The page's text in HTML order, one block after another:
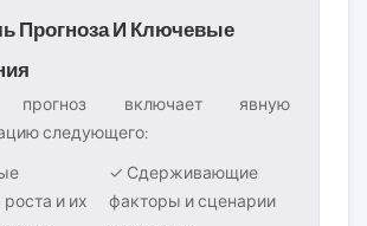
Прогноза И Ключевые
прогноз включает явную
следующего:
и их
✓ Сдерживающие
факторы и сценарии